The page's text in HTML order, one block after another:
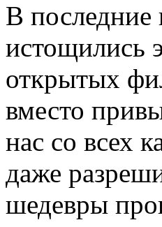
В последние
истощились
открытых
вместо
нас со всех
даже
шедевры